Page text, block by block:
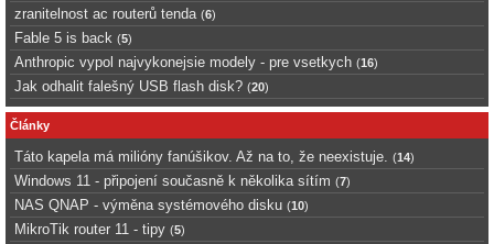
zranitelnost ac routerů tenda (6)
Fable 5 is back (5)
Anthropic vypol najvykonejsie modely - pre vsetkych (16)
Jak odhalit falešný USB flash disk? (20)
Články
Táto kapela má milióny fanúšikov. Až na to, že neexistuje. (14)
Windows 11 - připojení současně k několika sítím (7)
NAS QNAP - výměna systémového disku (10)
MikroTik router 11 - tipy (5)